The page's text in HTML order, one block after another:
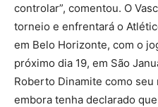
controlar”, comentou. O
torneio e enfrentará o
em Belo Horizonte, com o
próximo dia 19, em São
Roberto Dinamite como seu
embora tenha declarado